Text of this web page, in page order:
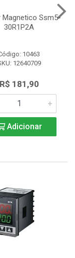
Magnetico Ssm5-
30R1P2A
10463
12640709
R$ 181,90
Adicionar